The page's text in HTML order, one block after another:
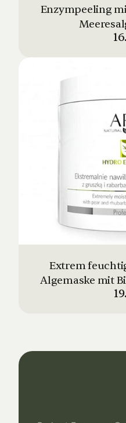
Enzympeeling
Extrem
Algemaske mit